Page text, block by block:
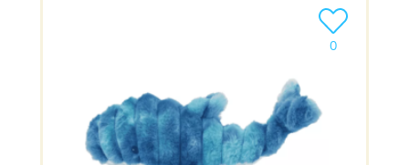
0
Ajouter le
clients ont